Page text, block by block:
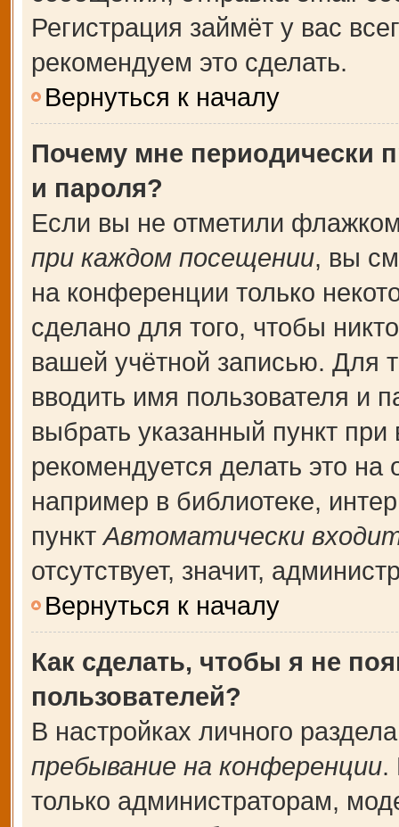
Регистрация займёт у вас
рекомендуем это сделать.
Вернуться к началу
Почему мне периодически
и пароля?
Если вы не отметили
при каждом посещении, вы
на конференции только
сделано для того, чтобы
вашей учётной записью. Для
вводить имя пользователя и
выбрать указанный пункт
рекомендуется делать это
например в библиотеке,
пунктАвтоматически
отсутствует, значит,
Вернуться к началу
Как сделать, чтобы я не
пользователей?
В настройках личного
пребывание на конференции.
только администраторам,